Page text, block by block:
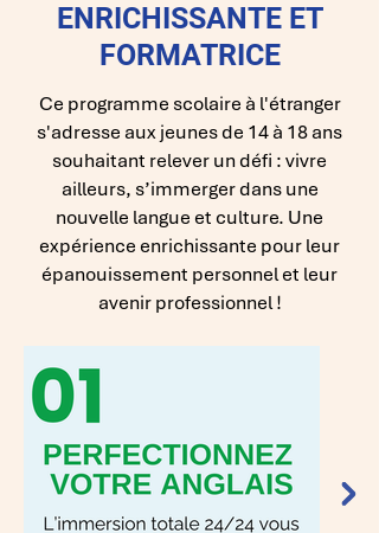
ENRICHISSANTE ET
FORMATRICE
Ce programme scolaire à l'étranger
s'adresse aux jeunes de 14 à 18 ans
souhaitant relever un défi : vivre
ailleurs, s’immerger dans une
nouvelle langue et culture. Une
expérience enrichissante pour leur
épanouissement personnel et leur
avenir professionnel !